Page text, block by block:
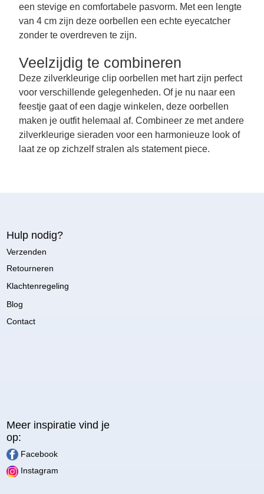
een stevige en comfortabele pasvorm. Met een lengte
van 4 cm zijn deze oorbellen een echte eyecatcher
zonder te overdreven te zijn.
Veelzijdig te combineren
Deze zilverkleurige clip oorbellen met hart zijn perfect
voor verschillende gelegenheden. Of je nu naar een
feestje gaat of een dagje winkelen, deze oorbellen
maken je outfit helemaal af. Combineer ze met andere
zilverkleurige sieraden voor een harmonieuze look of
laat ze op zichzelf stralen als statement piece.
Hulp nodig?
Verzenden
Retourneren
Klachtenregeling
Blog
Contact
Meer inspiratie vind je
op:
Facebook
Instagram